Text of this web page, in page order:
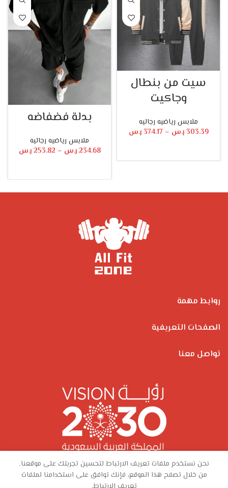
سيت من بنطال
وجاكيت
ملابس رياضيه رجاليه
303.39 ر.س –
374.17 ر.س
بدلة فضفاضه
ملابس رياضيه رجاليه
234.68 ر.س –
253.82 ر.س
روابط مهمة
الصفحات التعريفية
تواصل معنا
نحن نستخدم ملفات تعريف الارتباط لتحسين تجربتك على موقعنا.
من خلال تصفح هذا الموقع، فإنك توافق على استخدامنا لملفات